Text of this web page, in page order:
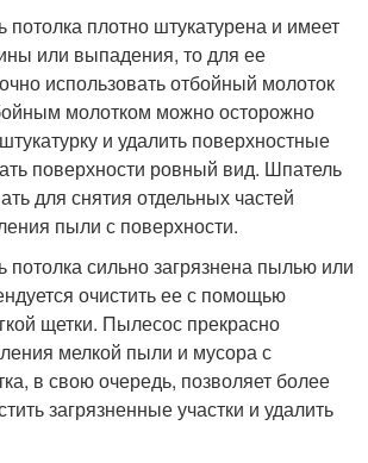
потолка плотно штукатурена и имеет
или выпадения, то для ее
использовать отбойный молоток
молотком можно осторожно
и удалить поверхностные
поверхности ровный вид. Шпатель
для снятия отдельных частей
пыли с поверхности.
потолка сильно загрязнена пылью или
очистить ее с помощью
щетки. Пылесос прекрасно
мелкой пыли и мусора с
в свою очередь, позволяет более
загрязненные участки и удалить